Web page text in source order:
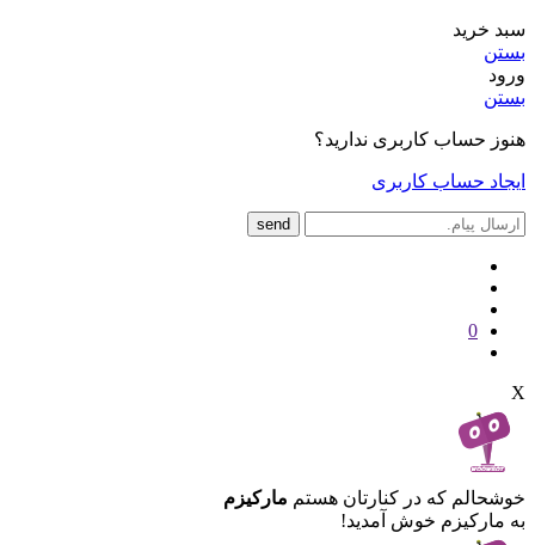
سبد خرید
بستن
ورود
بستن
هنوز حساب کاربری ندارید؟
ایجاد حساب کاربری
send
0
X
خوشحالم که در کنارتان هستم مارکیزم
به مارکیزم خوش آمدید!